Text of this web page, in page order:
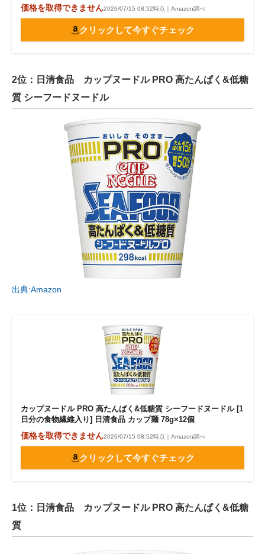
価格を取得できません2026/07/15 08:52時点｜Amazon調べ
クリックして今すぐチェック
2位：日清食品 カップヌードル PRO 高たんぱく&低糖
質 シーフードヌードル
出典:Amazon
カップヌードル PRO 高たんぱく&低糖質 シーフードヌードル [1
日分の食物繊維入り] 日清食品 カップ麺 78g×12個
価格を取得できません2026/07/15 08:52時点｜Amazon調べ
クリックして今すぐチェック
1位：日清食品 カップヌードル PRO 高たんぱく&低糖
質